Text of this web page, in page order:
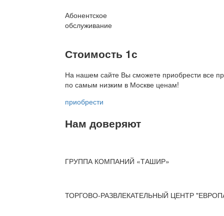
Абонентское
обслуживание
Стоимость 1с
На нашем сайте Вы сможете приобрести все
по самым низким в Москве ценам!
приобрести
Нам доверяют
ГРУППА КОМПАНИЙ «ТАШИР»
ТОРГОВО-РАЗВЛЕКАТЕЛЬНЫЙ ЦЕНТР